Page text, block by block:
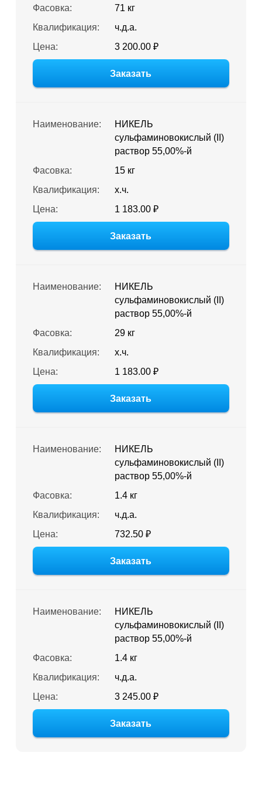
Фасовка:
71 кг
Квалификация:
ч.д.а.
Цена:
3 200.00 ₽
Заказать
Наименование:
НИКЕЛЬ
сульфаминовокислый (II)
раствор 55,00%-й
Фасовка:
15 кг
Квалификация:
х.ч.
Цена:
1 183.00 ₽
Заказать
Наименование:
НИКЕЛЬ
сульфаминовокислый (II)
раствор 55,00%-й
Фасовка:
29 кг
Квалификация:
х.ч.
Цена:
1 183.00 ₽
Заказать
Наименование:
НИКЕЛЬ
сульфаминовокислый (II)
раствор 55,00%-й
Фасовка:
1.4 кг
Квалификация:
ч.д.а.
Цена:
732.50 ₽
Заказать
Наименование:
НИКЕЛЬ
сульфаминовокислый (II)
раствор 55,00%-й
Фасовка:
1.4 кг
Квалификация:
ч.д.а.
Цена:
3 245.00 ₽
Заказать